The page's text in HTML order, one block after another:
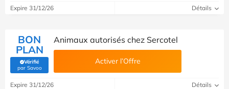
Expire 31/12/26 Détails
BON
PLAN
Vérifié
par Savoo(Vérifié par Savoo)
Animaux autorisés chez Sercotel
Activer l’Offre
Expire 31/12/26 Détails